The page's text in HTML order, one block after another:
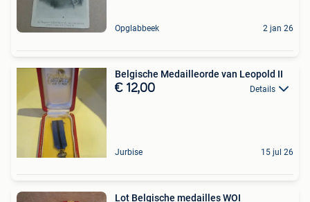
Opglabbeek 2 jan 26
Belgische Medailleorde van Leopold II
€ 12,00 Details
Jurbise 15 jul 26
Lot Belgische medailles WOI